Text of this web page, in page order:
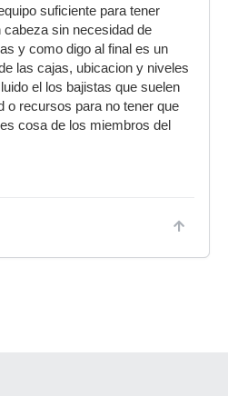
suficiente para tener
sin necesidad de
y como digo al final es un
las cajas, ubicacion y niveles
el los bajistas que suelen
o recursos para no tener que
cosa de los miembros del